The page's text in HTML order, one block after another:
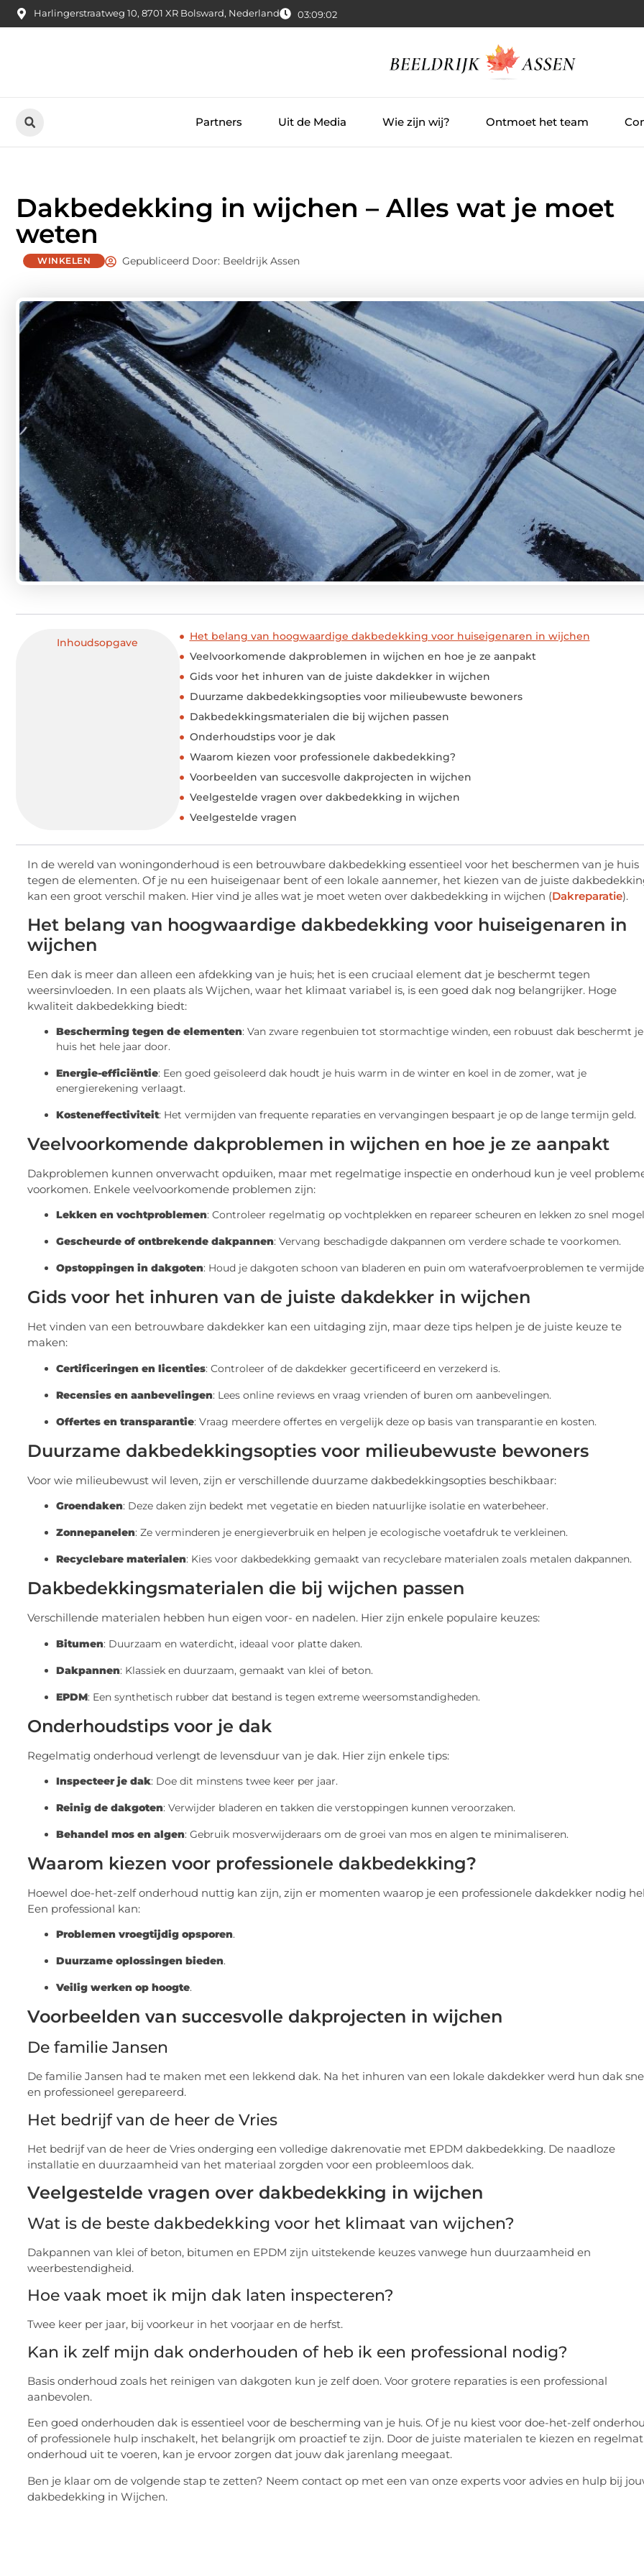
Harlingerstraatweg 10, 8701 XR Bolsward, Nederland 03:09:03
Partners Uit de Media Wie zijn wij? Ontmoet het team
Dakbedekking in wijchen – Alles wat je moet
weten
WINKELEN Gepubliceerd Door: Beeldrijk Assen
Inhoudsopgave
Het belang van hoogwaardige dakbedekking voor huiseigenaren in wijchen
Veelvoorkomende dakproblemen in wijchen en hoe je ze aanpakt
Gids voor het inhuren van de juiste dakdekker in wijchen
Duurzame dakbedekkingsopties voor milieubewuste bewoners
Dakbedekkingsmaterialen die bij wijchen passen
Onderhoudstips voor je dak
Waarom kiezen voor professionele dakbedekking?
Voorbeelden van succesvolle dakprojecten in wijchen
Veelgestelde vragen over dakbedekking in wijchen
Veelgestelde vragen
In de wereld van woningonderhoud is een betrouwbare dakbedekking essentieel voor het beschermen van je huis
tegen de elementen. Of je nu een huiseigenaar bent of een lokale aannemer, het kiezen van de juiste
kan een groot verschil maken. Hier vind je alles wat je moet weten over dakbedekking in wijchen (Dakreparatie).
Het belang van hoogwaardige dakbedekking voor huiseigenaren in
wijchen
Een dak is meer dan alleen een afdekking van je huis; het is een cruciaal element dat je beschermt tegen
weersinvloeden. In een plaats als Wijchen, waar het klimaat variabel is, is een goed dak nog belangrijker. Hoge
kwaliteit dakbedekking biedt:
Bescherming tegen de elementen: Van zware regenbuien tot stormachtige winden, een robuust dak beschermt je
huis het hele jaar door.
Energie-efficiëntie: Een goed geïsoleerd dak houdt je huis warm in de winter en koel in de zomer, wat je
energierekening verlaagt.
Kosteneffectiviteit: Het vermijden van frequente reparaties en vervangingen bespaart je op de lange termijn geld.
Veelvoorkomende dakproblemen in wijchen en hoe je ze aanpakt
Dakproblemen kunnen onverwacht opduiken, maar met regelmatige inspectie en onderhoud kun je veel
voorkomen. Enkele veelvoorkomende problemen zijn:
Lekken en vochtproblemen: Controleer regelmatig op vochtplekken en repareer scheuren en lekken zo snel
Gescheurde of ontbrekende dakpannen: Vervang beschadigde dakpannen om verdere schade te voorkomen.
Opstoppingen in dakgoten: Houd je dakgoten schoon van bladeren en puin om waterafvoerproblemen te
Gids voor het inhuren van de juiste dakdekker in wijchen
Het vinden van een betrouwbare dakdekker kan een uitdaging zijn, maar deze tips helpen je de juiste keuze te
maken:
Certificeringen en licenties: Controleer of de dakdekker gecertificeerd en verzekerd is.
Recensies en aanbevelingen: Lees online reviews en vraag vrienden of buren om aanbevelingen.
Offertes en transparantie: Vraag meerdere offertes en vergelijk deze op basis van transparantie en kosten.
Duurzame dakbedekkingsopties voor milieubewuste bewoners
Voor wie milieubewust wil leven, zijn er verschillende duurzame dakbedekkingsopties beschikbaar:
Groendaken: Deze daken zijn bedekt met vegetatie en bieden natuurlijke isolatie en waterbeheer.
Zonnepanelen: Ze verminderen je energieverbruik en helpen je ecologische voetafdruk te verkleinen.
Recyclebare materialen: Kies voor dakbedekking gemaakt van recyclebare materialen zoals metalen dakpannen.
Dakbedekkingsmaterialen die bij wijchen passen
Verschillende materialen hebben hun eigen voor- en nadelen. Hier zijn enkele populaire keuzes:
Bitumen: Duurzaam en waterdicht, ideaal voor platte daken.
Dakpannen: Klassiek en duurzaam, gemaakt van klei of beton.
EPDM: Een synthetisch rubber dat bestand is tegen extreme weersomstandigheden.
Onderhoudstips voor je dak
Regelmatig onderhoud verlengt de levensduur van je dak. Hier zijn enkele tips:
Inspecteer je dak: Doe dit minstens twee keer per jaar.
Reinig de dakgoten: Verwijder bladeren en takken die verstoppingen kunnen veroorzaken.
Behandel mos en algen: Gebruik mosverwijderaars om de groei van mos en algen te minimaliseren.
Waarom kiezen voor professionele dakbedekking?
Hoewel doe-het-zelf onderhoud nuttig kan zijn, zijn er momenten waarop je een professionele dakdekker nodig
Een professional kan:
Problemen vroegtijdig opsporen.
Duurzame oplossingen bieden.
Veilig werken op hoogte.
Voorbeelden van succesvolle dakprojecten in wijchen
De familie Jansen
De familie Jansen had te maken met een lekkend dak. Na het inhuren van een lokale dakdekker werd hun dak
en professioneel gerepareerd.
Het bedrijf van de heer de Vries
Het bedrijf van de heer de Vries onderging een volledige dakrenovatie met EPDM dakbedekking. De naadloze
installatie en duurzaamheid van het materiaal zorgden voor een probleemloos dak.
Veelgestelde vragen over dakbedekking in wijchen
Wat is de beste dakbedekking voor het klimaat van wijchen?
Dakpannen van klei of beton, bitumen en EPDM zijn uitstekende keuzes vanwege hun duurzaamheid en
weerbestendigheid.
Hoe vaak moet ik mijn dak laten inspecteren?
Twee keer per jaar, bij voorkeur in het voorjaar en de herfst.
Kan ik zelf mijn dak onderhouden of heb ik een professional nodig?
Basis onderhoud zoals het reinigen van dakgoten kun je zelf doen. Voor grotere reparaties is een professional
aanbevolen.
Een goed onderhouden dak is essentieel voor de bescherming van je huis. Of je nu kiest voor doe-het-zelf
of professionele hulp inschakelt, het belangrijk om proactief te zijn. Door de juiste materialen te kiezen en
onderhoud uit te voeren, kan je ervoor zorgen dat jouw dak jarenlang meegaat.
Ben je klaar om de volgende stap te zetten? Neem contact op met een van onze experts voor advies en hulp bij
dakbedekking in Wijchen.